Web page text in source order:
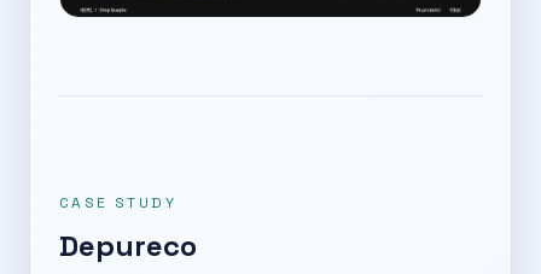
CASE STUDY
Depureco